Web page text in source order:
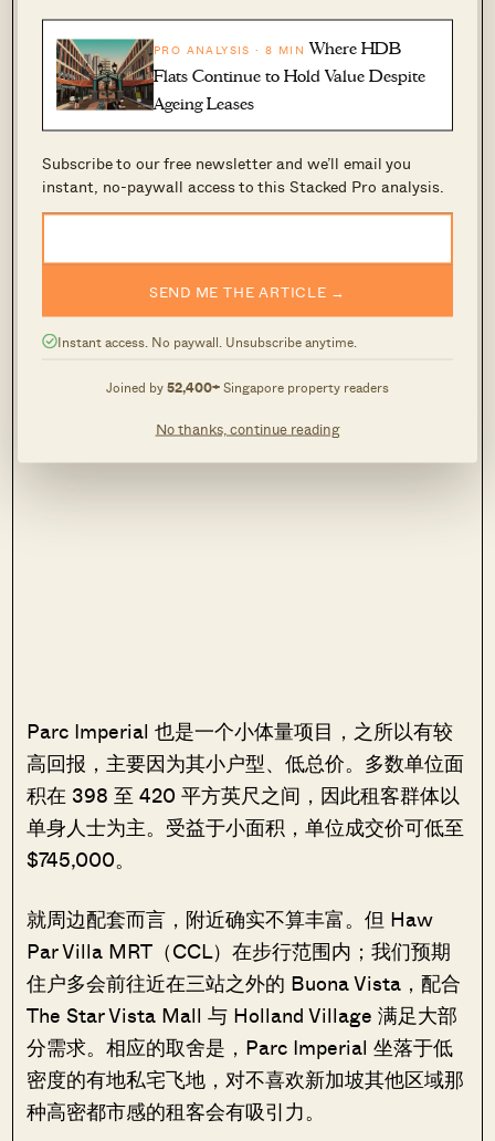
PRO ANALYSIS · 8 MIN Where HDB
Flats Continue to Hold Value Despite
Ageing Leases
Subscribe to our free newsletter and we’ll email you
instant, no-paywall access to this Stacked Pro analysis.
SEND ME THE ARTICLE →
Instant access. No paywall. Unsubscribe anytime.
Joined by52,400+Singapore property readers
No thanks, continue reading
乎可满足你的一切日常所需。The Verve 也临近
CHIJ Primary 与 Secondary；虽然严格说不太算
可步行，但都在一公里以内。
除了对房东有吸引力外，The Verve 偶尔也会吸引
到家庭买家。面积高达 1,300+ 平方英尺的单位，
RCR 物业的相对可负担方式。
4. Parc Imperial
Parc Imperial 也是一个小体量项目，之所以有较
高回报，主要因为其小户型、低总价。多数单位面
积在 398 至 420 平方英尺之间，因此租客群体以
单身人士为主。受益于小面积，单位成交价可低至
$745,000。
就周边配套而言，附近确实不算丰富。但 Haw
Par Villa MRT（CCL）在步行范围内；我们预期
住户多会前往近在三站之外的 Buona Vista，配合
The Star Vista Mall 与 Holland Village 满足大部
分需求。相应的取舍是，Parc Imperial 坐落于低
密度的有地私宅飞地，对不喜欢新加坡其他区域那
种高密都市感的租客会有吸引力。